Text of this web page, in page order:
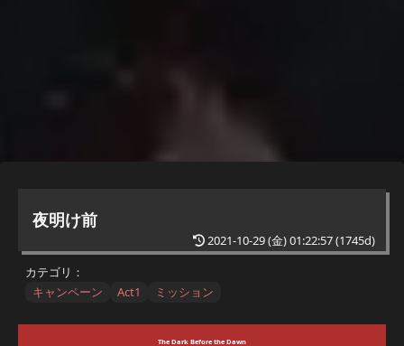
夜明け前
2021-10-29 (金) 01:22:57(1745d)
カテゴリ：
キャンペーン
Act1 ミッション
The Dark Before the Dawn